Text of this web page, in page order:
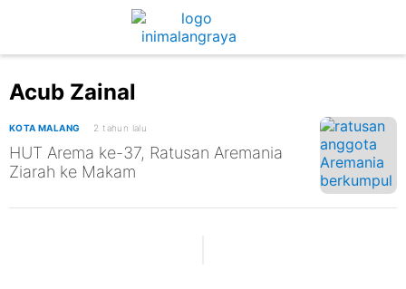
Acub Zainal
KOTA MALANG 2 tahun lalu
HUT Arema ke-37, Ratusan Aremania
Ziarah ke Makam